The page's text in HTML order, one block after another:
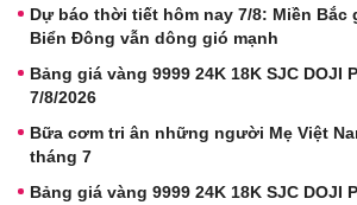
Dự báo thời tiết hôm nay 7/8: Miền Bắc
Biển Đông vẫn dông gió mạnh
Bảng giá vàng 9999 24K 18K SJC DOJI
7/8/2026
Bữa cơm tri ân những người Mẹ Việt
tháng 7
Bảng giá vàng 9999 24K 18K SJC DOJI